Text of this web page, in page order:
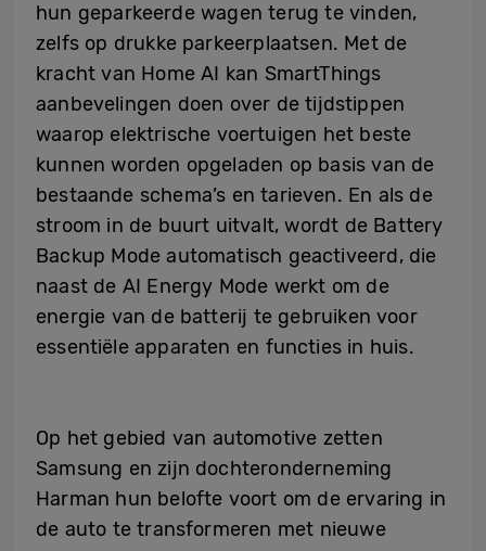
hun geparkeerde wagen terug te vinden,
zelfs op drukke parkeerplaatsen. Met de
kracht van Home AI kan SmartThings
aanbevelingen doen over de tijdstippen
waarop elektrische voertuigen het beste
kunnen worden opgeladen op basis van de
bestaande schema’s en tarieven. En als de
stroom in de buurt uitvalt, wordt de Battery
Backup Mode automatisch geactiveerd, die
naast de AI Energy Mode werkt om de
energie van de batterij te gebruiken voor
essentiële apparaten en functies in huis.
Op het gebied van automotive zetten
Samsung en zijn dochteronderneming
Harman hun belofte voort om de ervaring in
de auto te transformeren met nieuwe